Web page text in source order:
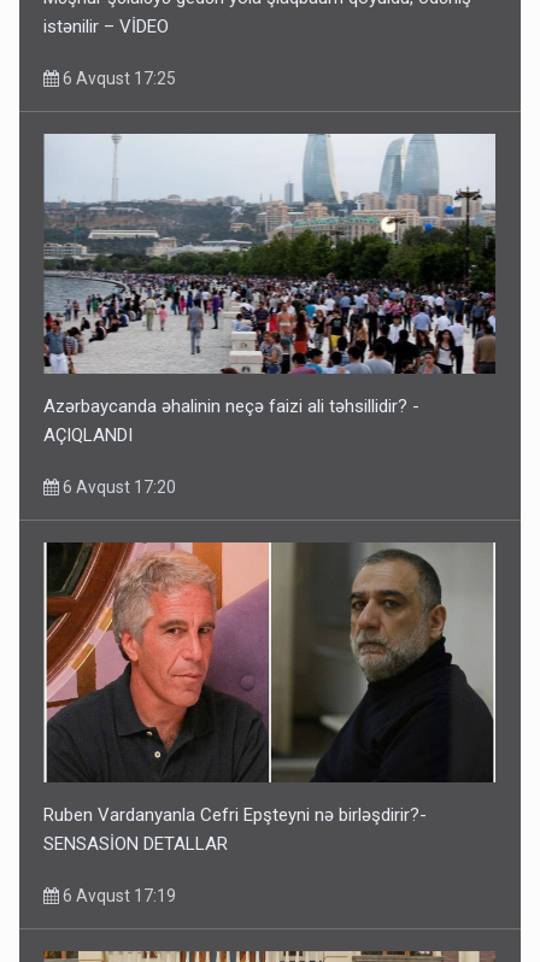
istənilir – VİDEO
6 Avqust 17:25
Azərbaycanda əhalinin neçə faizi ali təhsillidir? -
AÇIQLANDI
6 Avqust 17:20
Ruben Vardanyanla Cefri Epşteyni nə birləşdirir?-
SENSASİON DETALLAR
6 Avqust 17:19